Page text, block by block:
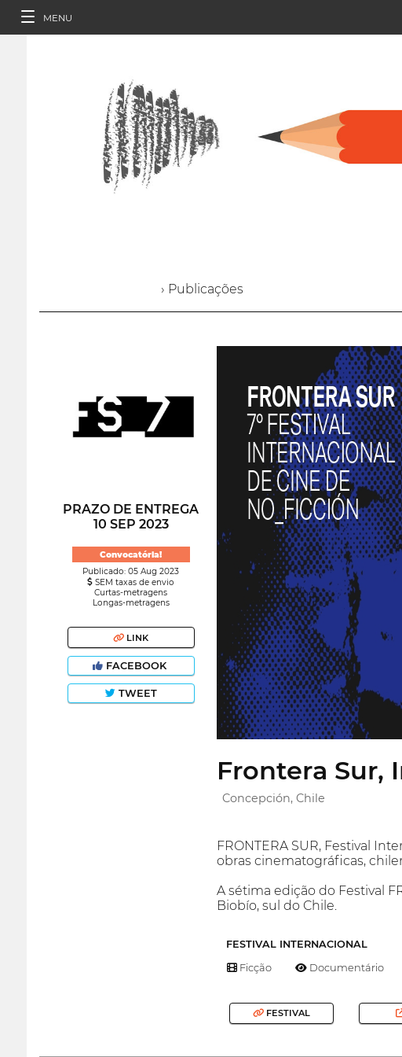
MENU
› Publicações
PRAZO DE ENTREGA
10 SEP 2023
Convocatória!
Publicado: 05 Aug 2023
SEM taxas de envio
Curtas-metragens
Longas-metragens
LINK
FACEBOOK
TWEET
Frontera Sur,
Concepción, Chile
FRONTERA SUR, Festival
obras cinematográficas,
A sétima edição do Festival
Biobío, sul do Chile.
FESTIVAL INTERNACIONAL
Ficção Documentário
FESTIVAL